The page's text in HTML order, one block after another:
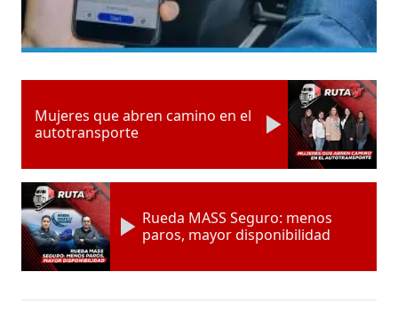
Mujeres que abren camino en el
autotransporte
Rueda MASS Seguro: menos
paros, mayor disponibilidad